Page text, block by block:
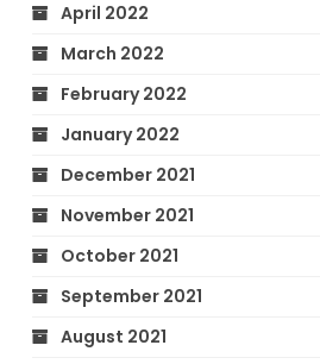
April 2022
March 2022
February 2022
January 2022
December 2021
November 2021
October 2021
September 2021
August 2021